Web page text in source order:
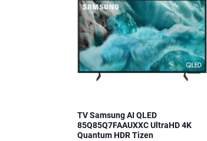
TV Samsung AI QLED
85Q85Q7FAAUXXC UltraHD 4K
Quantum HDR Tizen